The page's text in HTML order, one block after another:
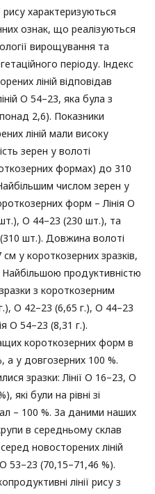
рису характеризуються
ознак, що реалізуються
вирощування та
періоду. Індекс
ліній відповідав
О 54–23, яка була з
2,6). Показники
ліній мали високу
зерен у волоті
формах) до 310
числом зерен у
форм – Лінія О
О 44–23 (230 шт.), та
шт.). Довжина волоті
у короткозерних зразків,
продуктивністю
з короткозерним
О 42–23 (6,65 г.), О 44–23
О 54–23 (8,31 г.).
короткозерних форм в
а у довгозерних 100 %.
зразки: Лінії О 16–23, О
які були на рівні зі
– 100 %. За даними наших
в середньому склав
новосторених ліній
53–23 (70,15–71,46 %).
лінії рису з